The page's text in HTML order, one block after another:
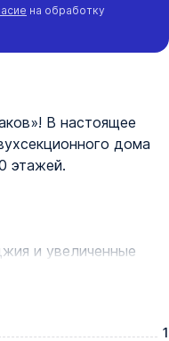
на обработку
В настоящее
дома
этажей.
и увеличенные
1